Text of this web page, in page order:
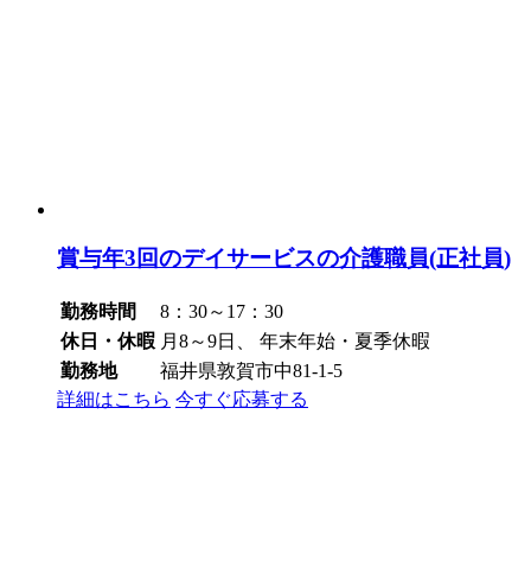
賞与年3回のデイサービスの介護職員(正社員)
勤務時間
8：30～17：30
休日・休暇 月8～9日、 年末年始・夏季休暇
勤務地
福井県敦賀市中81-1-5
詳細はこちら 今すぐ応募する